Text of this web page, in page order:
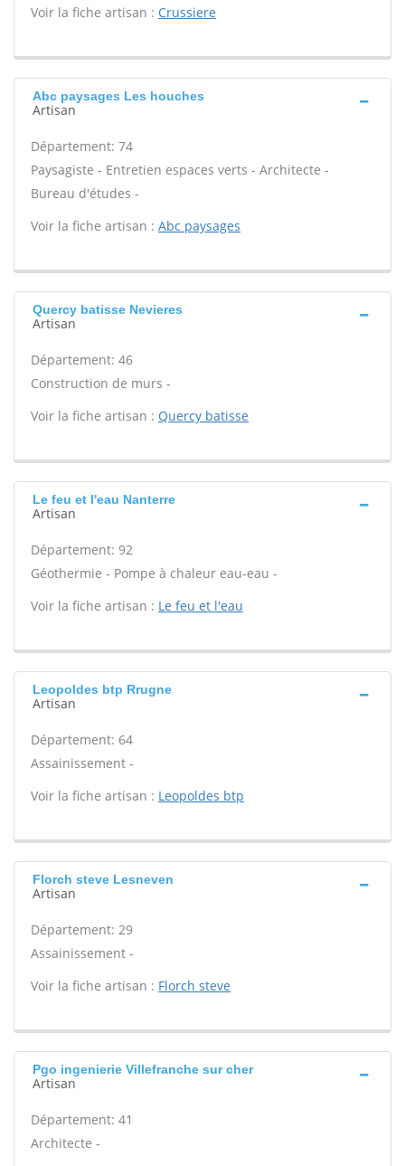
Voir la fiche artisan : Crussiere
Abc paysages Les houches
Artisan
Département: 74
Paysagiste - Entretien espaces verts - Architecte -
Bureau d'études -
Voir la fiche artisan : Abc paysages
Quercy batisse Nevieres
Artisan
Département: 46
Construction de murs -
Voir la fiche artisan : Quercy batisse
Le feu et l'eau Nanterre
Artisan
Département: 92
Géothermie - Pompe à chaleur eau-eau -
Voir la fiche artisan : Le feu et l'eau
Leopoldes btp Rrugne
Artisan
Département: 64
Assainissement -
Voir la fiche artisan : Leopoldes btp
Florch steve Lesneven
Artisan
Département: 29
Assainissement -
Voir la fiche artisan : Florch steve
Pgo ingenierie Villefranche sur cher
Artisan
Département: 41
Architecte -